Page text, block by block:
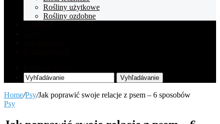
Rośliny użytkowe
Rośliny ozdobne
Vyhľadávanie
Home/Psy/Jak poprawić swoje relacje z psem – 6 sposobów
Psy